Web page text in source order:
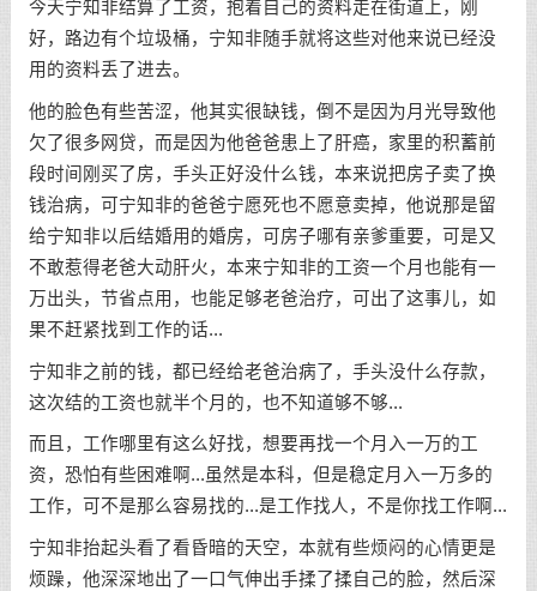
今天宁知非结算了工资，抱着自己的资料走在街道上，刚
好，路边有个垃圾桶，宁知非随手就将这些对他来说已经没
用的资料丢了进去。
他的脸色有些苦涩，他其实很缺钱，倒不是因为月光导致他
欠了很多网贷，而是因为他爸爸患上了肝癌，家里的积蓄前
段时间刚买了房，手头正好没什么钱，本来说把房子卖了换
钱治病，可宁知非的爸爸宁愿死也不愿意卖掉，他说那是留
给宁知非以后结婚用的婚房，可房子哪有亲爹重要，可是又
不敢惹得老爸大动肝火，本来宁知非的工资一个月也能有一
万出头，节省点用，也能足够老爸治疗，可出了这事儿，如
果不赶紧找到工作的话...
宁知非之前的钱，都已经给老爸治病了，手头没什么存款，
这次结的工资也就半个月的，也不知道够不够...
而且，工作哪里有这么好找，想要再找一个月入一万的工
资，恐怕有些困难啊...虽然是本科，但是稳定月入一万多的
工作，可不是那么容易找的...是工作找人，不是你找工作啊...
宁知非抬起头看了看昏暗的天空，本就有些烦闷的心情更是
烦躁，他深深地出了一口气伸出手揉了揉自己的脸，然后深